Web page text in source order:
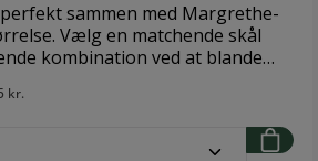
sammen med Margrethe-
ved at blande
en 1,5 liters udgave. Velegnet til
kan ikke bruges i mikroovn og
madlavning. Brand:
kr.